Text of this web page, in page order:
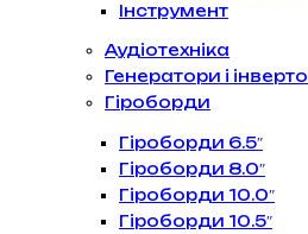
Інструмент
Аудіотехніка
Генератори і
Гіроборди
Гіроборди 6.5″
Гіроборди 8.0″
Гіроборди 10.0″
Гіроборди 10.5″